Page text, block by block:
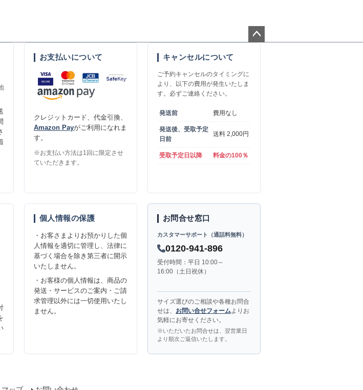
お支払いについて
クレジットカード、代金引換、
Amazon Payがご利用になれま
す。
※お支払い方法は1回に限定させ
ていただきます。
キャンセルについて
ご予約キャンセルのタイミングに
より、以下の費用が発生いたしま
す。必ずご連絡ください。
発送前 費用なし
発送後、受取予定
日前
送料 2,000円
受取予定日以降 料金の100％
個人情報の保護
・お客さまよりお預かりした個
人情報を適切に管理し、法律に
基づく場合を除き第三者に開示
いたしません。
・お客様の個人情報は、商品の
発送・サービスのご案内・ご請
求管理以外には一切使用いたし
ません。
お問合せ窓口
カスタマーサポート（通話料無料）
0120-941-896
受付時間：平日 10:00～
16:00（土日祝休）
サイズ選びのご相談や各種お問合
せは、 お問い合せフォームよりお
気軽にお寄せください。
※いただいたお問合せは、翌営業日
より順次ご返信いたします。